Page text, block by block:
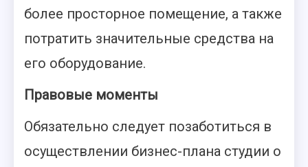
более просторное помещение, а также
потратить значительные средства на
его оборудование.
Правовые моменты
Обязательно следует позаботиться в
осуществлении бизнес-плана студии о